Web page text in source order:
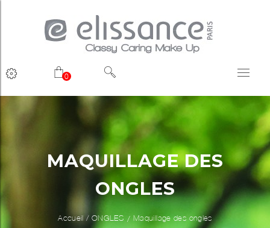
0
MAQUILLAGE DES
ONGLES
Accueil / ONGLES Maquillage des ongles